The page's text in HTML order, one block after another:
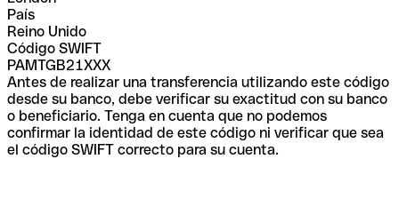
País
Reino Unido
Código SWIFT
PAMTGB21XXX
Antes de realizar una transferencia utilizando este código
desde su banco, debe verificar su exactitud con su banco
o beneficiario. Tenga en cuenta que no podemos
confirmar la identidad de este código ni verificar que sea
el código SWIFT correcto para su cuenta.